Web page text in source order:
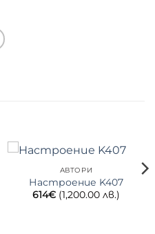
АВТОРИ
Настроение K407
614€ (1,200.00 лв.)